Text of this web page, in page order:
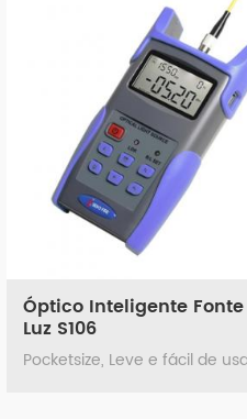
Óptico Inteligente Fonte De
Luz S106
Pocketsize, Leve e fácil de usar. Ele atua como uma solução perfeita para a rede de fibra óptica de trabalho.